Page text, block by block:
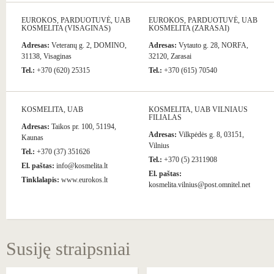
EUROKOS, PARDUOTUVĖ, UAB
KOSMELITA (VISAGINAS)
Adresas: Veteranų g. 2, DOMINO,
31138, Visaginas
Tel.: +370 (620) 25315
EUROKOS, PARDUOTUVĖ, UAB
KOSMELITA (ZARASAI)
Adresas: Vytauto g. 28, NORFA,
32120, Zarasai
Tel.: +370 (615) 70540
KOSMELITA, UAB
Adresas: Taikos pr. 100, 51194,
Kaunas
Tel.: +370 (37) 351626
El. paštas: info@kosmelita.lt
Tinklalapis: www.eurokos.lt
KOSMELITA, UAB VILNIAUS
FILIALAS
Adresas: Vilkpėdės g. 8, 03151,
Vilnius
Tel.: +370 (5) 2311908
El. paštas:
kosmelita.vilnius@post.omnitel.net
Susiję straipsniai